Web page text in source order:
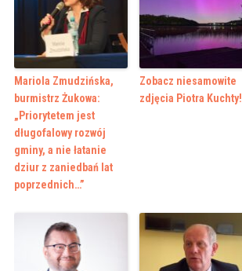
Mariola Zmudzińska,
burmistrz Żukowa:
„Priorytetem jest
długofalowy rozwój
gminy, a nie łatanie
dziur z zaniedbań lat
poprzednich…”
Zobacz niesamowite
zdjęcia Piotra Kuchty!